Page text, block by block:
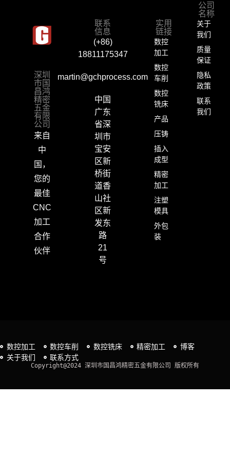
深圳
市国
昌鸿
精密
五金
有限
公司
来自
中
国，
您的
最佳
CNC
加工
合作
伙伴
联系
信息
(+86)
18811175347
martin@gchprocess.com
中国
广东
省深
圳市
宝安
区新
桥街
道香
山社
区新
发东
路
21
号
实用
链接
数控
加工
数控
车削
数控
铣床
产品
压铸
插入
成型
精密
加工
注塑
模具
外包
装
公司
名称
关于
我们
质量
保证
隐私
政策
联系
我们
数控加工 数控车削 数控铣床 精密加工
博客
关于我们
联系方式
Copyright@2024 深圳市国昌鸿精密五金有限公司 版权所有